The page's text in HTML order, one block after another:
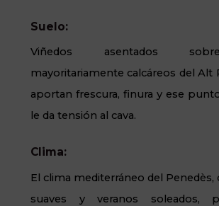
Suelo:
Viñedos asentados
mayoritariamente calcáreos del Alt
aportan frescura, finura y ese
le da tensión al cava.
Clima:
El clima mediterráneo del Penedès,
suaves y veranos soleados,